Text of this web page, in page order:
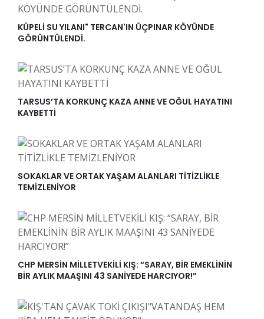
KÜPELİ SU YILANI" TERCAN'IN ÜÇPINAR KÖYÜNDE
GÖRÜNTÜLENDİ.
TARSUS’TA KORKUNÇ KAZA ANNE VE OĞUL HAYATINI
KAYBETTİ
SOKAKLAR VE ORTAK YAŞAM ALANLARI TİTİZLİKLE
TEMİZLENİYOR
CHP MERSİN MİLLETVEKİLİ KIŞ: “SARAY, BİR EMEKLİNİN
BİR AYLIK MAAŞINI 43 SANİYEDE HARCIYOR!”